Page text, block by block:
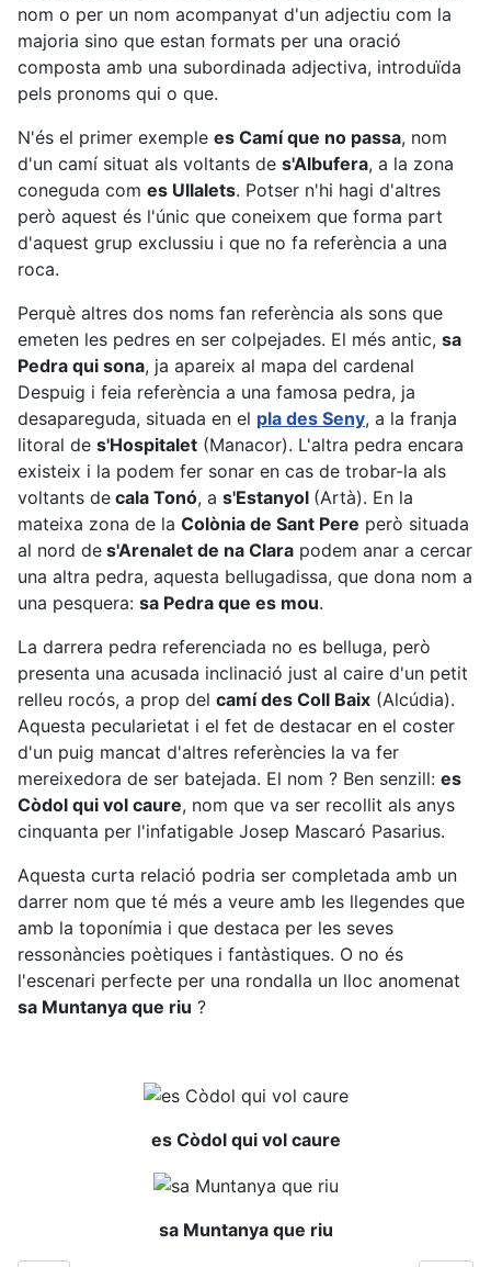
nom o per un nom acompanyat d'un adjectiu com la
majoria sino que estan formats per una oració
composta amb una subordinada adjectiva, introduïda
pels pronoms qui o que.
N'és el primer exemple es Camí que no passa, nom
d'un camí situat als voltants de s'Albufera, a la zona
coneguda com es Ullalets. Potser n'hi hagi d'altres
però aquest és l'únic que coneixem que forma part
d'aquest grup exclussiu i que no fa referència a una
roca.
Perquè altres dos noms fan referència als sons que
emeten les pedres en ser colpejades. El més antic, sa
Pedra qui sona, ja apareix al mapa del cardenal
Despuig i feia referència a una famosa pedra, ja
desapareguda, situada en el pla des Seny, a la franja
litoral de s'Hospitalet (Manacor). L'altra pedra encara
existeix i la podem fer sonar en cas de trobar-la als
voltants de cala Tonó, a s'Estanyol (Artà). En la
mateixa zona de la Colònia de Sant Pere però situada
al nord de s'Arenalet de na Clara podem anar a cercar
una altra pedra, aquesta bellugadissa, que dona nom a
una pesquera: sa Pedra que es mou.
La darrera pedra referenciada no es belluga, però
presenta una acusada inclinació just al caire d'un petit
relleu rocós, a prop del camí des Coll Baix (Alcúdia).
Aquesta pecularietat i el fet de destacar en el coster
d'un puig mancat d'altres referències la va fer
mereixedora de ser batejada. El nom ? Ben senzill: es
Còdol qui vol caure, nom que va ser recollit als anys
cinquanta per l'infatigable Josep Mascaró Pasarius.
Aquesta curta relació podria ser completada amb un
darrer nom que té més a veure amb les llegendes que
amb la toponímia i que destaca per les seves
ressonàncies poètiques i fantàstiques. O no és
l'escenari perfecte per una rondalla un lloc anomenat
sa Muntanya que riu ?
es Còdol qui vol caure
sa Muntanya que riu